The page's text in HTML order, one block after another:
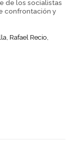
de los socialistas
confrontación y
Rafael Recio,